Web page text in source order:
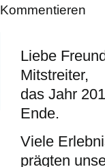
Kommentieren
Liebe
Mitstreiter,
das Jahr
Ende.
Viele
prägten